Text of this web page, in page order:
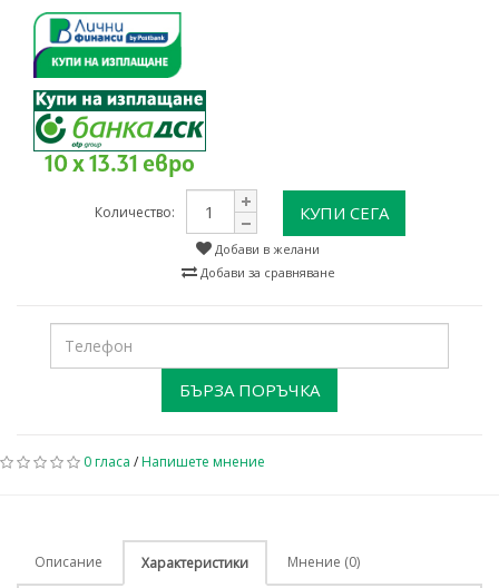
10 x 13.31 евро
Количество: КУПИ СЕГА
Добави в желани
Добави за сравняване
БЪРЗА ПОРЪЧКА
0 гласа /Напишете мнение
Описание Характеристики Мнение (0)